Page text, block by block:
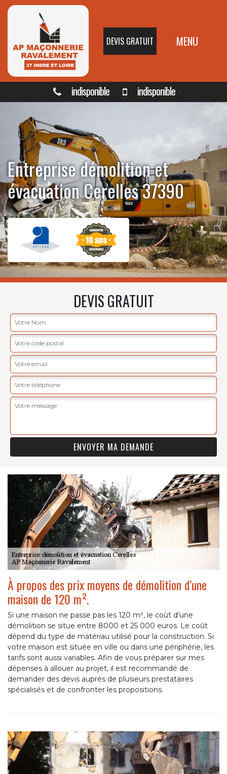
DEVIS GRATUIT MENU
indisponible indisponible
Entreprise démolition et
évacuation Cerelles 37390
DEVIS GRATUIT
À propos des prix moyens de démolition d’une
maison de 120 m².
Si une maison ne passe pas les 120 m², le coût d’une
démolition se situe entre 8000 et 25 000 euros. Le coût
dépend du type de matériau utilisé pour la construction. Si
votre maison est située en ville ou dans une périphérie, les
tarifs sont aussi variables. Afin de vous préparer sur mes
dépenses à allouer au projet, il est recommandé de
demander des devis auprès de plusieurs prestataires
spécialisés et de confronter les propositions.